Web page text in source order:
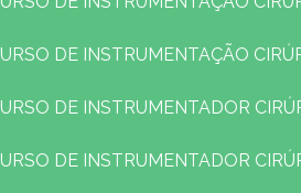
CURSO DE INSTRUMENTAÇÃO
CURSO DE INSTRUMENTADOR
CURSO DE INSTRUMENTADOR